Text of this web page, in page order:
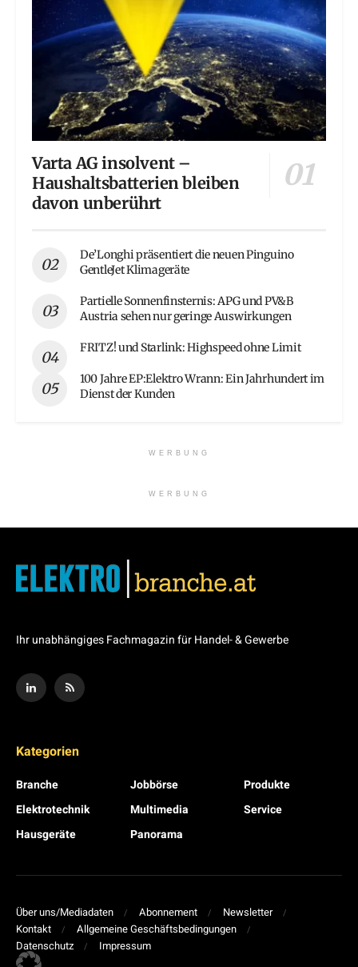
Varta AG insolvent –
Haushaltsbatterien bleiben
davon unberührt
De’Longhi präsentiert die neuen Pinguino
GentleJet Klimageräte
Partielle Sonnenfinsternis: APG und PV&B
Austria sehen nur geringe Auswirkungen
FRITZ! und Starlink: Highspeed ohne Limit
100 Jahre EP:Elektro Wrann: Ein Jahrhundert im
Dienst der Kunden
WERBUNG
WERBUNG
Ihr unabhängiges Fachmagazin für Handel- & Gewerbe
Kategorien
Branche
Elektrotechnik
Hausgeräte
Jobbörse
Multimedia
Panorama
Produkte
Service
Über uns/Mediadaten Abonnement
Newsletter
Kontakt
Allgemeine Geschäftsbedingungen
Datenschutz
Impressum